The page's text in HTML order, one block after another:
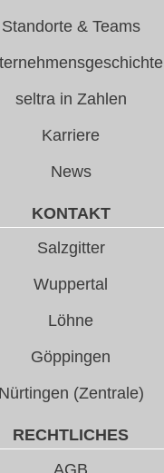
Standorte & Teams
seltra in Zahlen
Karriere
News
KONTAKT
Salzgitter
Wuppertal
Löhne
Göppingen
Nürtingen (Zentrale)
RECHTLICHES
AGB